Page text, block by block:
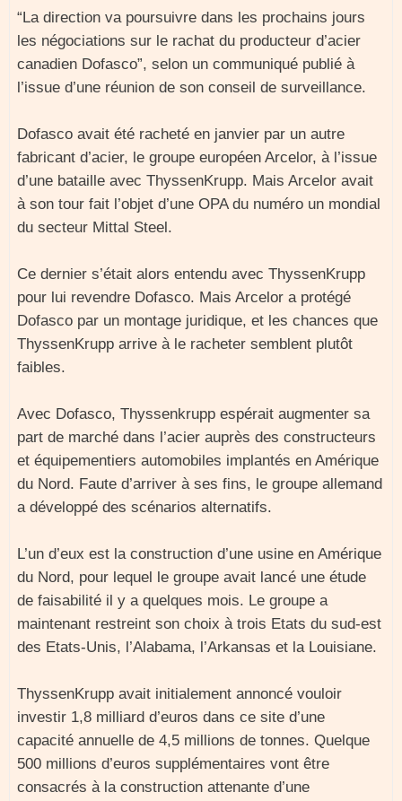
“La direction va poursuivre dans les prochains jours
les négociations sur le rachat du producteur d’acier
canadien Dofasco”, selon un communiqué publié à
l’issue d’une réunion de son conseil de surveillance.
Dofasco avait été racheté en janvier par un autre
fabricant d’acier, le groupe européen Arcelor, à l’issue
d’une bataille avec ThyssenKrupp. Mais Arcelor avait
à son tour fait l’objet d’une OPA du numéro un mondial
du secteur Mittal Steel.
Ce dernier s’était alors entendu avec ThyssenKrupp
pour lui revendre Dofasco. Mais Arcelor a protégé
Dofasco par un montage juridique, et les chances que
ThyssenKrupp arrive à le racheter semblent plutôt
faibles.
Avec Dofasco, Thyssenkrupp espérait augmenter sa
part de marché dans l’acier auprès des constructeurs
et équipementiers automobiles implantés en Amérique
du Nord. Faute d’arriver à ses fins, le groupe allemand
a développé des scénarios alternatifs.
L’un d’eux est la construction d’une usine en Amérique
du Nord, pour lequel le groupe avait lancé une étude
de faisabilité il y a quelques mois. Le groupe a
maintenant restreint son choix à trois Etats du sud-est
des Etats-Unis, l’Alabama, l’Arkansas et la Louisiane.
ThyssenKrupp avait initialement annoncé vouloir
investir 1,8 milliard d’euros dans ce site d’une
capacité annuelle de 4,5 millions de tonnes. Quelque
500 millions d’euros supplémentaires vont être
consacrés à la construction attenante d’une